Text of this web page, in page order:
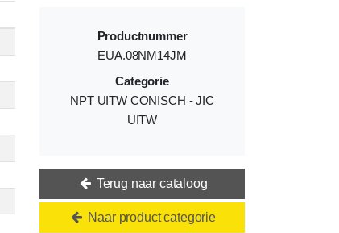
Productnummer
EUA.08NM14JM
Categorie
NPT UITW CONISCH - JIC
UITW
Terug naar cataloog
Naar product categorie